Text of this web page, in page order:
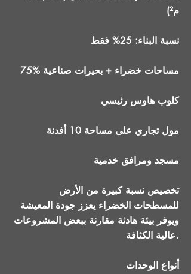
م²)
نسبة البناء: 25% فقط
75% مساحات خضراء + بحيرات صناعية
كلوب هاوس رئيسي
مول تجاري على مساحة 10 أفدنة
مسجد ومرافق خدمية
تخصيص نسبة كبيرة من الأرض
للمسطحات الخضراء يعزز جودة المعيشة
ويوفر بيئة هادئة مقارنة ببعض المشروعات
عالية الكثافة.
أنواع الوحدات